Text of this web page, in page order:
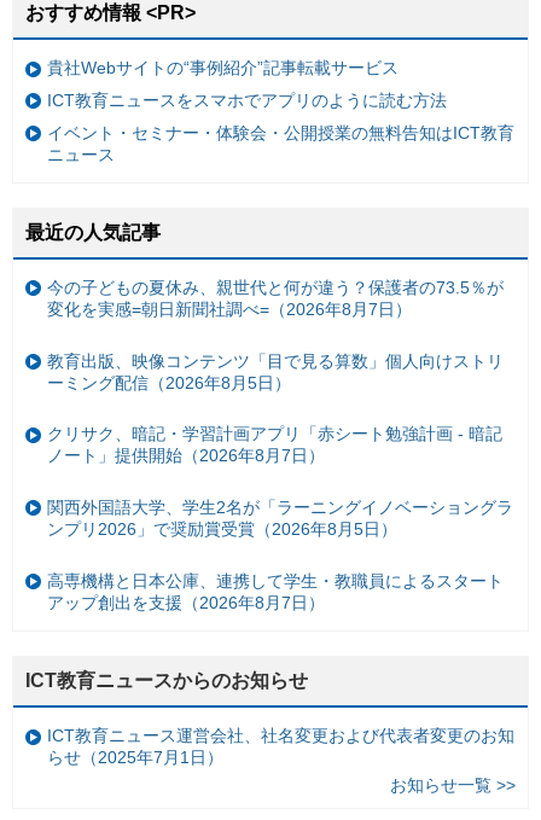
おすすめ情報 <PR>
貴社Webサイトの“事例紹介”記事転載サービス
ICT教育ニュースをスマホでアプリのように読む方法
イベント・セミナー・体験会・公開授業の無料告知はICT教育
ニュース
最近の人気記事
今の子どもの夏休み、親世代と何が違う？保護者の73.5％が
変化を実感=朝日新聞社調べ=（2026年8月7日）
教育出版、映像コンテンツ「目で見る算数」個人向けストリ
ーミング配信（2026年8月5日）
クリサク、暗記・学習計画アプリ「赤シート勉強計画 - 暗記
ノート」提供開始（2026年8月7日）
関西外国語大学、学生2名が「ラーニングイノベーショングラ
ンプリ2026」で奨励賞受賞（2026年8月5日）
高専機構と日本公庫、連携して学生・教職員によるスタート
アップ創出を支援（2026年8月7日）
ICT教育ニュースからのお知らせ
ICT教育ニュース運営会社、社名変更および代表者変更のお知
らせ（2025年7月1日）
お知らせ一覧 >>